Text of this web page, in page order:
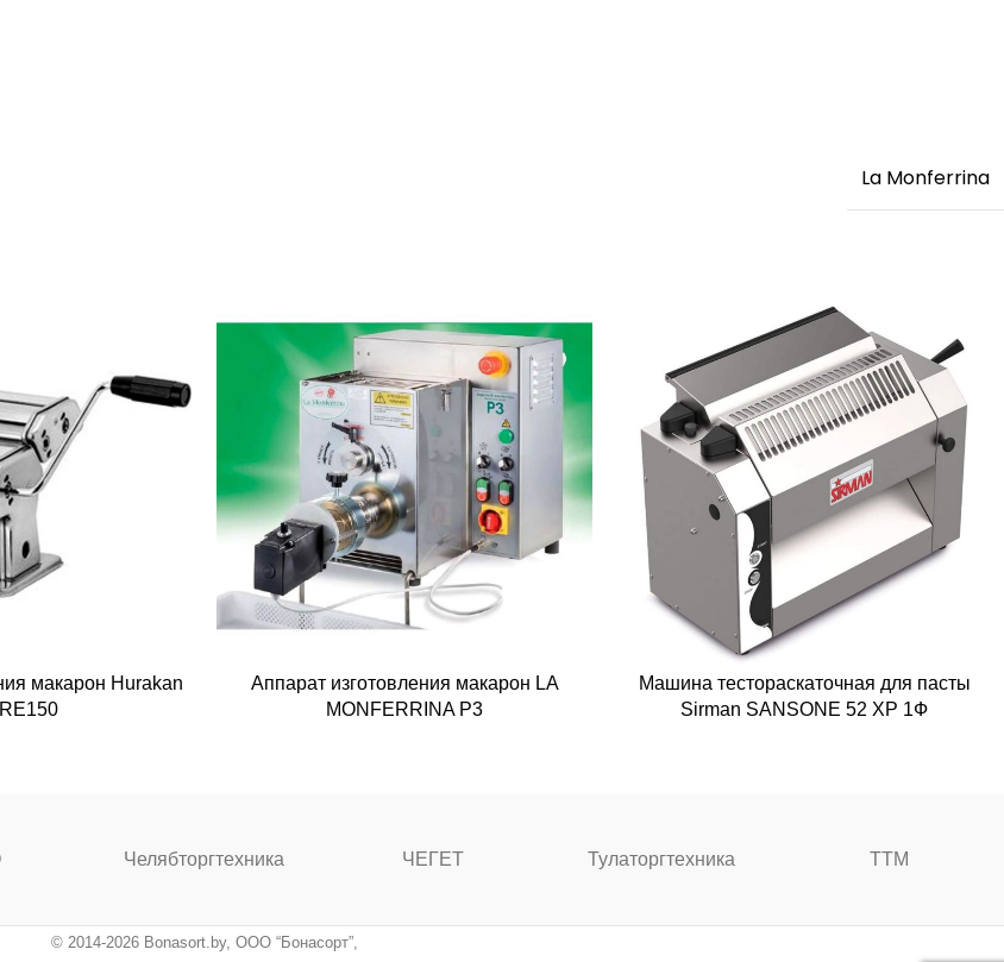
La Monferrina
макарон Hurakan
Аппарат изготовления макарон LA
MONFERRINA P3
Машина тестораскаточная для пасты
Sirman SANSONE 52 XP 1Ф
Челябторгтехника ЧЕГЕТ Тулаторгтехника ТТМ
© 2014-2026 Bonasort.by, ООО “Бонасорт”,